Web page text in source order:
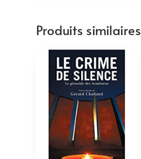
Produits similaires